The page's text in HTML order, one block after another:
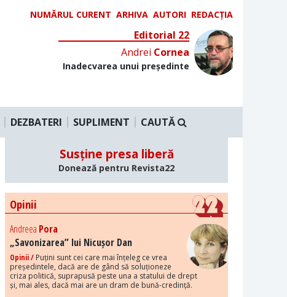
NUMĂRUL CURENT ARHIVA AUTORI REDACȚIA
Editorial 22
Andrei Cornea
Inadecvarea unui președinte
DEZBATERI SUPLIMENT CAUTĂ
Susține presa liberă
Donează pentru Revista22
Opinii
Andreea Pora
„Savonizarea” lui Nicușor Dan
Opinii / Puțini sunt cei care mai înțeleg ce vrea
președintele, dacă are de gând să soluționeze
criza politică, suprapusă peste una a statului de drept
și, mai ales, dacă mai are un dram de bună-credință.